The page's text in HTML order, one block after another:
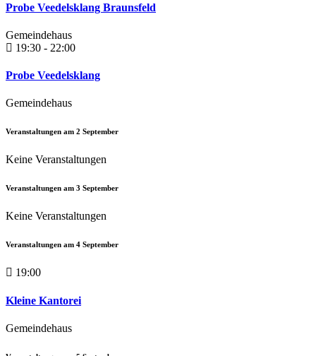
Probe Veedelsklang Braunsfeld
Gemeindehaus
19:30 - 22:00
Probe Veedelsklang
Gemeindehaus
Veranstaltungen am 2 September
Keine Veranstaltungen
Veranstaltungen am 3 September
Keine Veranstaltungen
Veranstaltungen am 4 September
19:00
Kleine Kantorei
Gemeindehaus